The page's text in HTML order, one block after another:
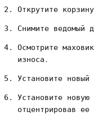
Открутите
Снимите ведомый
Осмотрите
износа․
Установите новый
Установите
отцентрировав